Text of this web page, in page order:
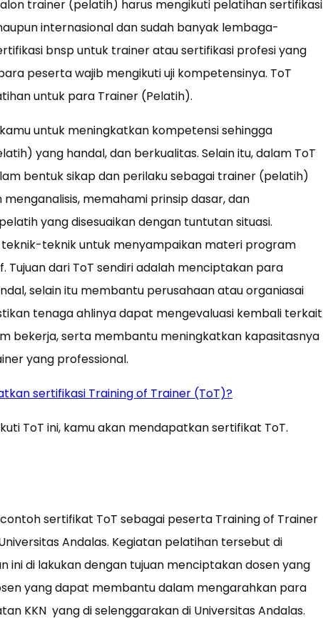
trainer (pelatih) harus mengikuti pelatihan sertifikasi
internasional dan sudah banyak lembaga-
bnsp untuk trainer atau sertifikasi profesi yang
peserta wajib mengikuti uji kompetensinya. ToT
untuk para Trainer (Pelatih).
untuk meningkatkan kompetensi sehingga
yang handal, dan berkualitas. Selain itu, dalam ToT
bentuk sikap dan perilaku sebagai trainer (pelatih)
memahami prinsip dasar, dan
yang disesuaikan dengan tuntutan situasi.
teknik untuk menyampaikan materi program
dari ToT sendiri adalah menciptakan para
selain itu membantu perusahaan atau organiasai
tenaga ahlinya dapat mengevaluasi kembali terkait
bekerja, serta membantu meningkatkan kapasitasnya
yang professional.
sertifikasi Training of Trainer (ToT)?
ToT ini, kamu akan mendapatkan sertifikat ToT.
sertifikat ToT sebagai peserta Training of Trainer
Andalas. Kegiatan pelatihan tersebut di
ini di lakukan dengan tujuan menciptakan dosen yang
yang dapat membantu dalam mengarahkan para
KKN yang di selenggarakan di Universitas Andalas.